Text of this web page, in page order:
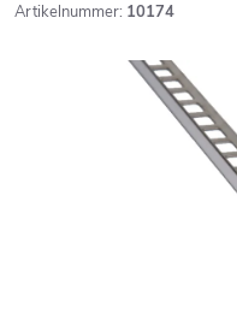
Artikelnummer: 10174